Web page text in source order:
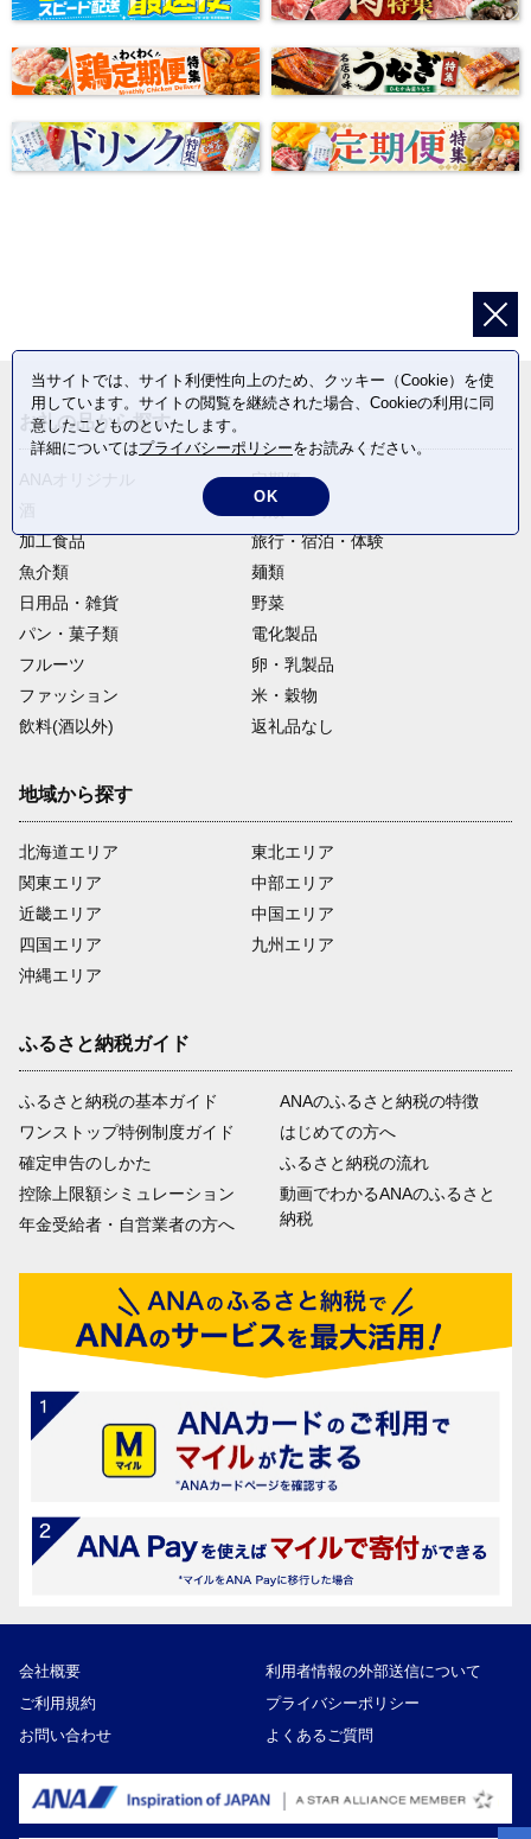
お礼の品から探す
定期便
加工食品
旅行・宿泊・体験
魚介類
麺類
日用品・雑貨
野菜
パン・菓子類
電化製品
フルーツ
卵・乳製品
ファッション
米・穀物
飲料(酒以外)
返礼品なし
地域から探す
北海道エリア
関東エリア
近畿エリア
四国エリア
沖縄エリア
東北エリア
中部エリア
中国エリア
九州エリア
ふるさと納税ガイド
ふるさと納税の基本ガイド
ワンストップ特例制度ガイド
確定申告のしかた
控除上限額シミュレーション
年金受給者・自営業者の方へ
ANAのふるさと納税の特徴
はじめての方へ
ふるさと納税の流れ
動画でわかるANAのふるさと
納税
会社概要
利用者情報の外部送信について
ご利用規約
プライバシーポリシー
お問い合わせ
よくあるご質問
当サイトでは、サイト利便性向上のため、クッキー（Cookie）を使
用しています。サイトの閲覧を継続された場合、Cookieの利用に同
意したことものといたします。
詳細についてはプライバシーポリシーをお読みください。
OK